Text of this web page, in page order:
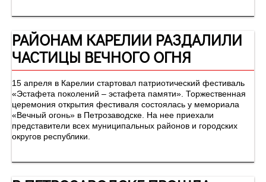
РАЙОНАМ КАРЕЛИИ РАЗДАЛИЛИ
ЧАСТИЦЫ ВЕЧНОГО ОГНЯ
15 апреля в Карелии стартовал патриотический фестиваль
«Эстафета поколений – эстафета памяти». Торжественная
церемония открытия фестиваля состоялась у мемориала
«Вечный огонь» в Петрозаводске. На нее приехали
представители всех муниципальных районов и городских
округов республики.